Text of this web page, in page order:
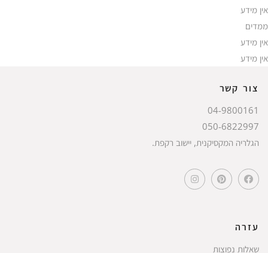
אין מידע
ממדים
אין מידע
אין מידע
צור קשר
04-9800161
050-6822997
הגלריה המקסיקנית, יישוב רקפת.
עזרה
שאלות נפוצות